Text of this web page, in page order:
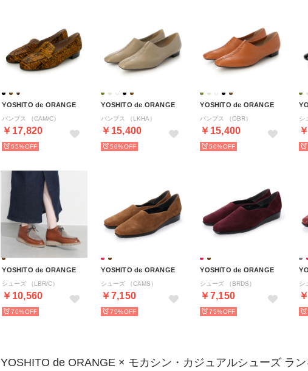
YOSHITO de ORANGE
パンプス （CAM/C）
￥17,820
55%
YOSHITO de ORANGE
パンプス （LKHA）
￥15,400
50%
YOSHITO de ORANGE
パンプス （OBR）
￥15,400
50%
シ
YOSHITO de ORANGE
シューズ （LBR/C）
￥10,560
70%
YOSHITO de ORANGE
シューズ （CAMS）
￥7,150
75%
YOSHITO de ORANGE
シューズ （BRDS）
￥7,150
75%
シ
YOSHITO de ORANGE × モカシン・カジュアルシューズ ラ